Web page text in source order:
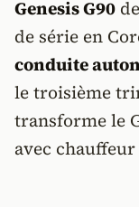
Genesis G90
de série en
conduite
le troisième
transforme le
avec